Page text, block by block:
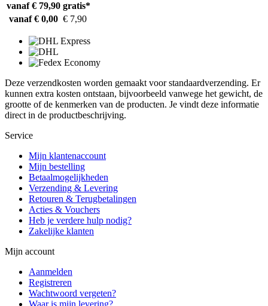
vanaf € 79,90 gratis*
vanaf € 0,00 € 7,90
Deze verzendkosten worden gemaakt voor standaardverzending. Er
kunnen extra kosten ontstaan, bijvoorbeeld vanwege het gewicht, de
grootte of de kenmerken van de producten. Je vindt deze informatie
direct in de productbeschrijving.
Service
Mijn klantenaccount
Mijn bestelling
Betaalmogelijkheden
Verzending & Levering
Retouren & Terugbetalingen
Acties & Vouchers
Heb je verdere hulp nodig?
Zakelijke klanten
Mijn account
Aanmelden
Registreren
Wachtwoord vergeten?
Waar is mijn levering?